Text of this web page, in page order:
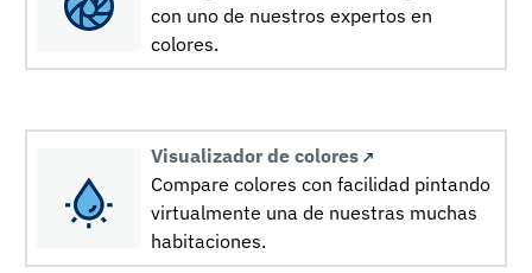
con uno de nuestros expertos en
colores.
Visualizador de colores
Compare colores con facilidad pintando
virtualmente una de nuestras muchas
habitaciones.